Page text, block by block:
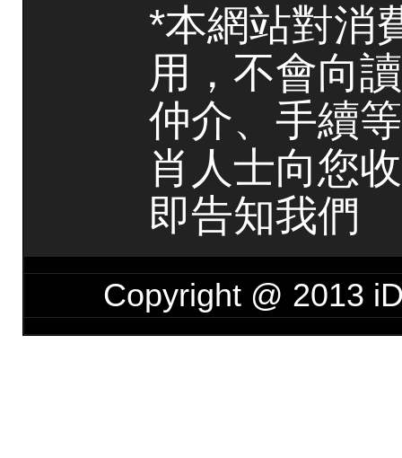
*本網站對消
用，不會向
仲介、手續
肖人士向您
即告知我們
Copyright @ 2013